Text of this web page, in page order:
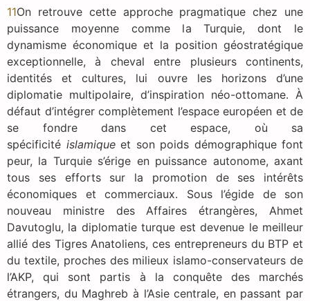
11On retrouve cette approche pragmatique chez une
puissance moyenne comme la Turquie, dont le
dynamisme économique et la position géostratégique
exceptionnelle, à cheval entre plusieurs continents,
identités et cultures, lui ouvre les horizons d’une
diplomatie multipolaire, d’inspiration néo-ottomane. À
défaut d’intégrer complètement l’espace européen et de
se fondre dans cet espace, où sa
spécificité islamiqueet son poids démographique font
peur, la Turquie s’érige en puissance autonome, axant
tous ses efforts sur la promotion de ses intérêts
économiques et commerciaux. Sous l’égide de son
nouveau ministre des Affaires étrangères, Ahmet
Davutoglu, la diplomatie turque est devenue le meilleur
allié des Tigres Anatoliens, ces entrepreneurs du BTP et
du textile, proches des milieux islamo-conservateurs de
l’AKP, qui sont partis à la conquête des marchés
étrangers, du Maghreb à l’Asie centrale, en passant par